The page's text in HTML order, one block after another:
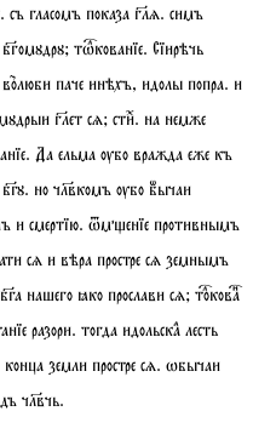
гласомъ показа глѧ. симъ
тѡкованїе. Сїирѣчь
волюби паче инѣхъ, идолы попра. и
глет сѧ;стиⷯ. на немже
. Да ельма ѹбо вражда еже къ
но члвкомъ ѹбо бꙻычаи
и смертїю. ѿменїе противнымъ
сѧ и вѣра простре сѧ земнымъ
нашего ꙗко прослави сѧ;токова
разори. тогда идольскаⷶ лесть
земли простре сѧ. ѡбычаи
члвчь.